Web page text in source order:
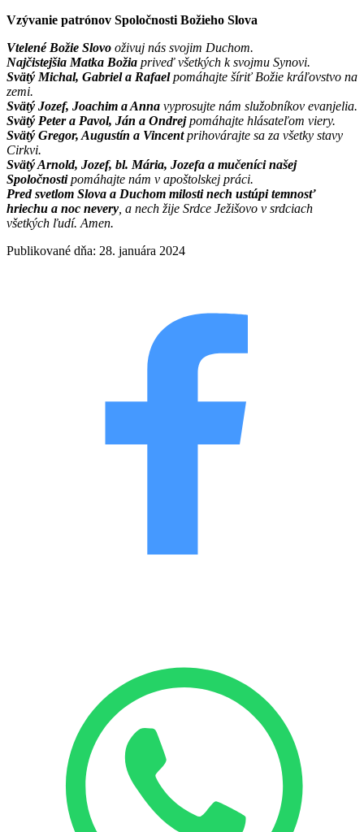
Vzývanie patrónov Spoločnosti Božieho Slova
Vtelené Božie Slovo oživuj nás svojim Duchom.
Najčistejšia Matka Božia priveď všetkých k svojmu Synovi.
Svätý Michal, Gabriel a Rafaelpomáhajte šíriť Božie kráľovstvo na
zemi.
Svätý Jozef, Joachim a Anna vyprosujte nám služobníkov evanjelia.
Svätý Peter a Pavol, Ján a Ondrejpomáhajte hlásateľom viery.
Svätý Gregor, Augustín a Vincentprihovárajte sa za všetky stavy
Cirkvi.
Svätý Arnold, Jozef, bl. Mária, Jozefa a mučeníci našej
Spoločnostipomáhajte nám v apoštolskej práci.
Pred svetlom Slova a Duchom milosti nech ustúpi temnosť
hriechu a noc nevery , a nech žije Srdce Ježišovo v srdciach
všetkých ľudí. Amen.
Publikované dňa: 28. januára 2024